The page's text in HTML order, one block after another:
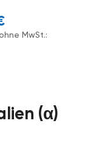
MwSt.:
(α)